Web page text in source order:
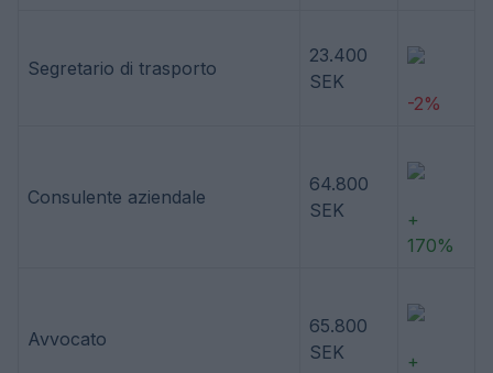
Segretario di trasporto
23.400
SEK
-2%
Consulente aziendale
64.800
SEK
+
170%
Avvocato
65.800
SEK
+